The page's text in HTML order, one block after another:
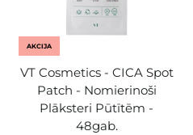
AKCIJA
VT Cosmetics - CICA Spot
Patch - Nomierinoši
Plāksteri Pūtītēm -
48gab.